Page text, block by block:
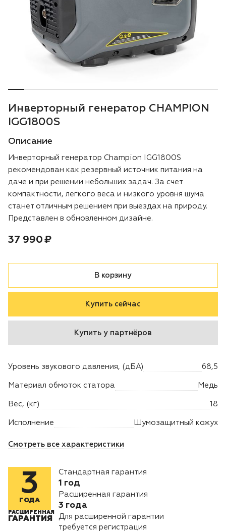
Воздуходувки
Триммеры
Аккумуляторная техника iPrix
Генераторы
Скарификаторы
Мотопомпы
Подметальные машины
Строительная техника
Культиваторы
Дровоколы
Станки заточные
Высоторезы
Моющие аппараты
Инверторный генератор CHAMPION
IGG1800S
Описание
Инверторный генератор Champion IGG1800S
рекомендован как резервный источник питания на
даче и при решении небольших задач. За счет
компактности, легкого веса и низкого уровня шума
станет отличным решением при выездах на природу.
Представлен в обновленном дизайне.
В корзину
Купить сейчас
Купить у партнёров
Уровень звукового давления, (дБА) 68,5
Материал обмоток статора Медь
Вес, (кг) 18
Исполнение Шумозащитный кожух
Смотреть все характеристики
3
ГОДА
РАСШИРЕННАЯ
ГАРАНТИЯ
Стандартная гарантия
1 год
Расширенная гарантия
3 года
Для расширенной гарантии
требуется регистрация
Цена:
37 990 ₽рублей